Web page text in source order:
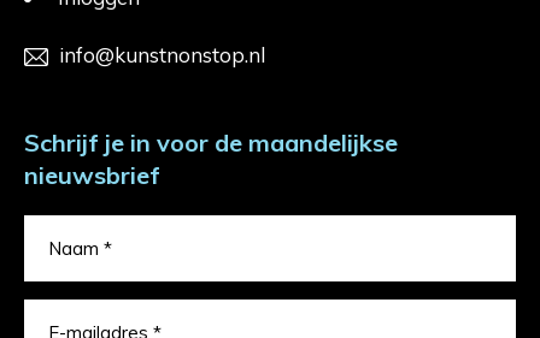
info@kunstnonstop.nl
Schrijf je in voor de maandelijkse
nieuwsbrief